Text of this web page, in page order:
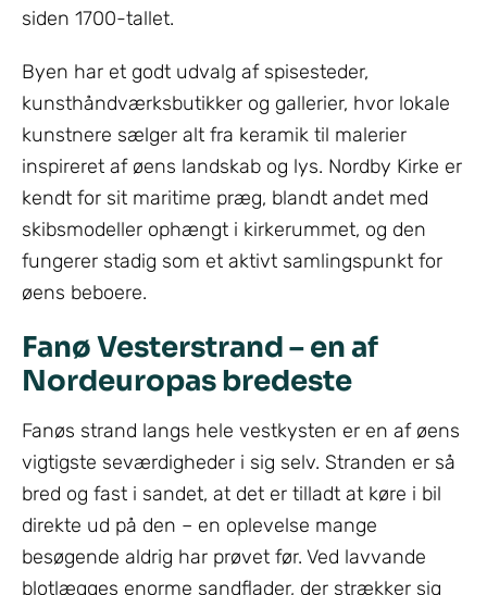
siden 1700-tallet.
Byen har et godt udvalg af spisesteder,
kunsthåndværksbutikker og gallerier, hvor lokale
kunstnere sælger alt fra keramik til malerier
inspireret af øens landskab og lys. Nordby Kirke er
kendt for sit maritime præg, blandt andet med
skibsmodeller ophængt i kirkerummet, og den
fungerer stadig som et aktivt samlingspunkt for
øens beboere.
Fanø Vesterstrand – en af
Nordeuropas bredeste
Fanøs strand langs hele vestkysten er en af øens
vigtigste seværdigheder i sig selv. Stranden er så
bred og fast i sandet, at det er tilladt at køre i bil
direkte ud på den – en oplevelse mange
besøgende aldrig har prøvet før. Ved lavvande
blotlægges enorme sandflader, der strækker sig